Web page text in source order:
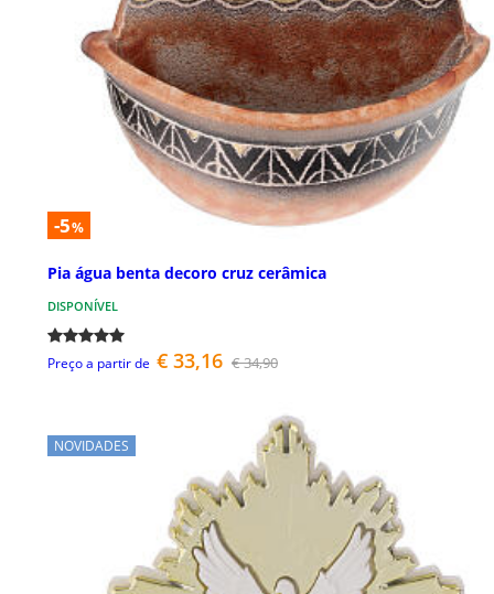
-5%
Pia água benta decoro cruz cerâmica
DISPONÍVEL
Preço a partir de € 33,16 € 34,90
NOVIDADES